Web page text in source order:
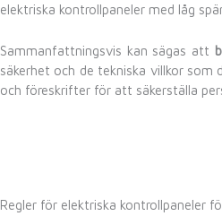
elektriska kontrollpaneler med låg
Sammanfattningsvis kan sägas att
säkerhet och de tekniska villkor
och föreskrifter för att säkerställa
Regler för elektriska kontrollpaneler